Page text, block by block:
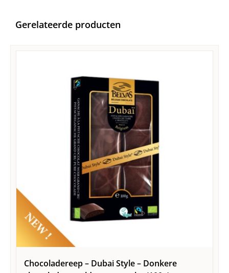
Gerelateerde producten
Chocoladereep – Dubai Style – Donkere